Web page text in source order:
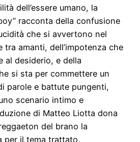
dell’essere umano, la
racconta della confusione
che si avvertono nel
tra amanti, dell’impotenza che
al desiderio, e della
si sta per commettere un
parole e battute pungenti,
scenario intimo e
di Matteo Liotta dona
del brano la
per il tema trattato.